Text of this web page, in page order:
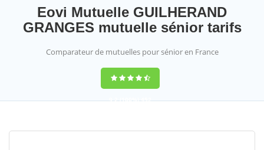
Eovi Mutuelle GUILHERAND
GRANGES mutuelle sénior tarifs
Comparateur de mutuelles pour sénior en France
9,2(100%)452